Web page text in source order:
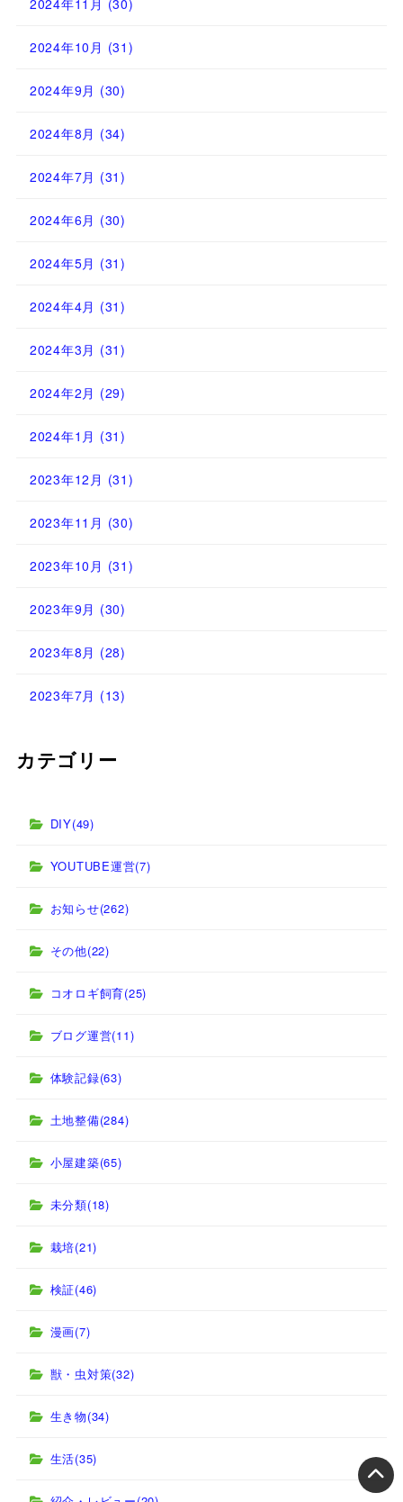
2024年10月 (31)
2024年9月 (30)
2024年8月 (34)
2024年7月 (31)
2024年6月 (30)
2024年5月 (31)
2024年4月 (31)
2024年3月 (31)
2024年2月 (29)
2024年1月 (31)
2023年12月 (31)
2023年11月 (30)
2023年10月 (31)
2023年9月 (30)
2023年8月 (28)
2023年7月 (13)
カテゴリー
DIY(49)
YOUTUBE運営(7)
お知らせ(262)
その他(22)
コオロギ飼育(25)
ブログ運営(11)
体験記録(63)
土地整備(284)
小屋建築(65)
未分類(18)
栽培(21)
検証(46)
漫画(7)
獣・虫対策(32)
生き物(34)
生活(35)